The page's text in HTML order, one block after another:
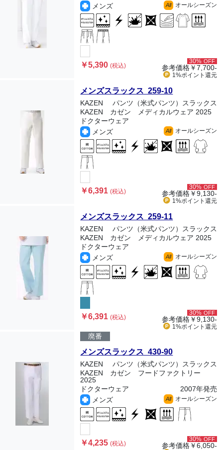
メンズ
All オールシーズン
￥5,390(税込)
30% OFF
参考価格￥7,700-
1%ポイント 還元
メンズスラックス 259-10
KAZEN
パンツ（米式パンツ）スラックス
KAZEN カゼン メディカルウェア 2025
ドクターウェア
メンズ
All オールシーズン
￥6,391(税込)
30% OFF
参考価格￥9,130-
1%ポイント 還元
メンズスラックス 259-11
KAZEN
パンツ（米式パンツ）スラックス
KAZEN カゼン メディカルウェア 2025
ドクターウェア
メンズ
All オールシーズン
￥6,391(税込)
30% OFF
参考価格￥9,130-
1%ポイント 還元
廃番
メンズスラックス 430-90
KAZEN
パンツ（米式パンツ）スラックス
KAZEN カゼン フードファクトリー
2025
ドクターウェア
2007年発売
メンズ
All オールシーズン
￥4,235(税込)
30% OFF
参考価格￥6,050-